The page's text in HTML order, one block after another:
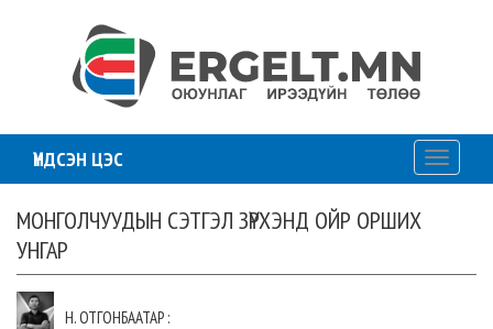
ҮНДСЭН ЦЭС
Toggle
МОНГОЛЧУУДЫН СЭТГЭЛ ЗҮРХЭНД ОЙР ОРШИХ
УНГАР
Н. ОТГОНБААТАР :